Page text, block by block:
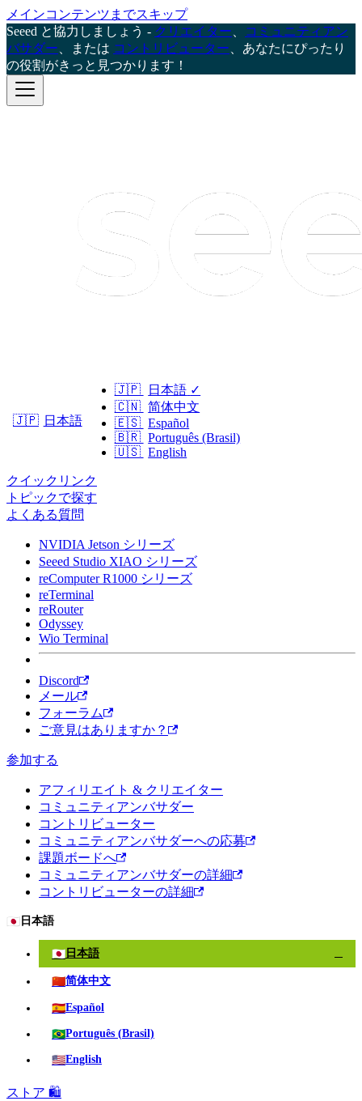
メインコンテンツまでスキップ
Seeed と協力しましょう - クリエイター
コミュニティアン
バサダー 、または コントリビューター 、あなたにぴったり
の役割がきっと見つかります！
🇯🇵 日本語
🇯🇵 日本語 ✓
🇨🇳 简体中文
🇪🇸 Español
🇧🇷 Português (Brasil)
🇺🇸 English
クイックリンク
トピックで探す
よくある質問
NVIDIA Jetson シリーズ
Seeed Studio XIAO シリーズ
reComputer R1000 シリーズ
reTerminal
reRouter
Odyssey
Wio Terminal
Discord
メール
フォーラム
ご意見はありますか？
参加する
アフィリエイト & クリエイター
コミュニティアンバサダー
コントリビューター
コミュニティアンバサダーへの応募
課題ボードへ
コミュニティアンバサダーの詳細
コントリビューターの詳細
🇯🇵 日本語
🇯🇵 日本語
🇨🇳简体中文
🇪🇸Español
🇧🇷Português (Brasil)
🇺🇸English
ストア 🛍️